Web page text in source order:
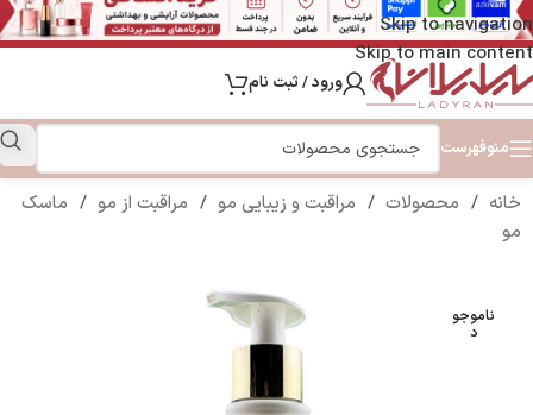
Skip to navigation
Skip to main content
ورود / ثبت نام
منوفهرست
خانه / محصولات / مراقبت و زیبایی مو / مراقبت از مو / ماسک
مو
ناموجو
د